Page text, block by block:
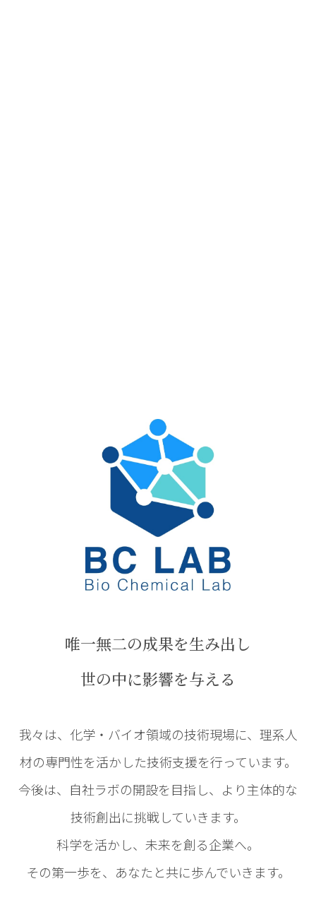
唯一無二の成果を生み出し
世の中に影響を与える
我々は、化学・バイオ領域の技術現場に、理系人
材の専門性を活かした技術支援を行っています。
今後は、自社ラボの開設を目指し、より主体的な
技術創出に挑戦していきます。
科学を活かし、未来を創る企業へ。
その第一歩を、あなたと共に歩んでいきます。